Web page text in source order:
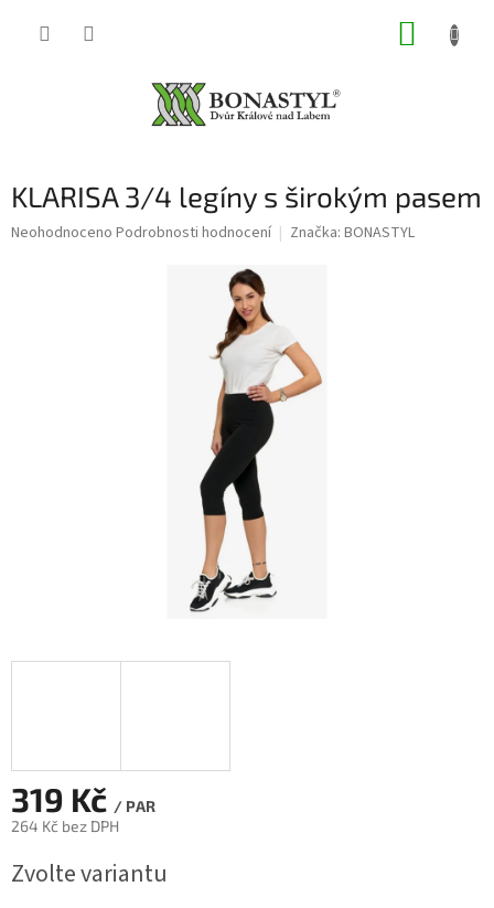
KLARISA 3/4 legíny s širokým pasem
Průměrné
Neohodnoceno Podrobnosti hodnocení Značka: BONASTYL
319 Kč / PAR
264 Kč bez DPH
cena:
Zvolte variantu